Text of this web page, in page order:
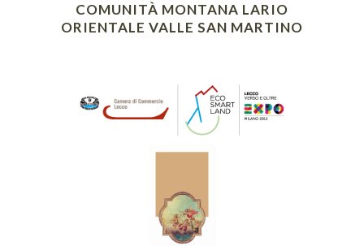
COMUNITÀ MONTANA LARIO
ORIENTALE VALLE SAN MARTINO